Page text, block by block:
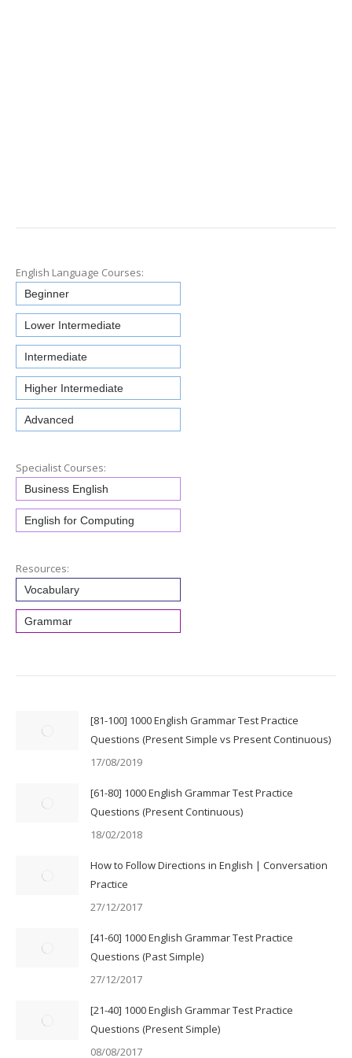
English Language Courses:
Beginner
Lower Intermediate
Intermediate
Higher Intermediate
Advanced
Specialist Courses:
Business English
English for Computing
Resources:
Vocabulary
Grammar
[81-100] 1000 English Grammar Test Practice
Questions (Present Simple vs Present Continuous)
17/08/2019
[61-80] 1000 English Grammar Test Practice
Questions (Present Continuous)
18/02/2018
How to Follow Directions in English | Conversation
Practice
27/12/2017
[41-60] 1000 English Grammar Test Practice
Questions (Past Simple)
27/12/2017
[21-40] 1000 English Grammar Test Practice
Questions (Present Simple)
08/08/2017